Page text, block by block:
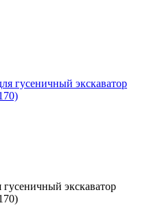
экскаватор